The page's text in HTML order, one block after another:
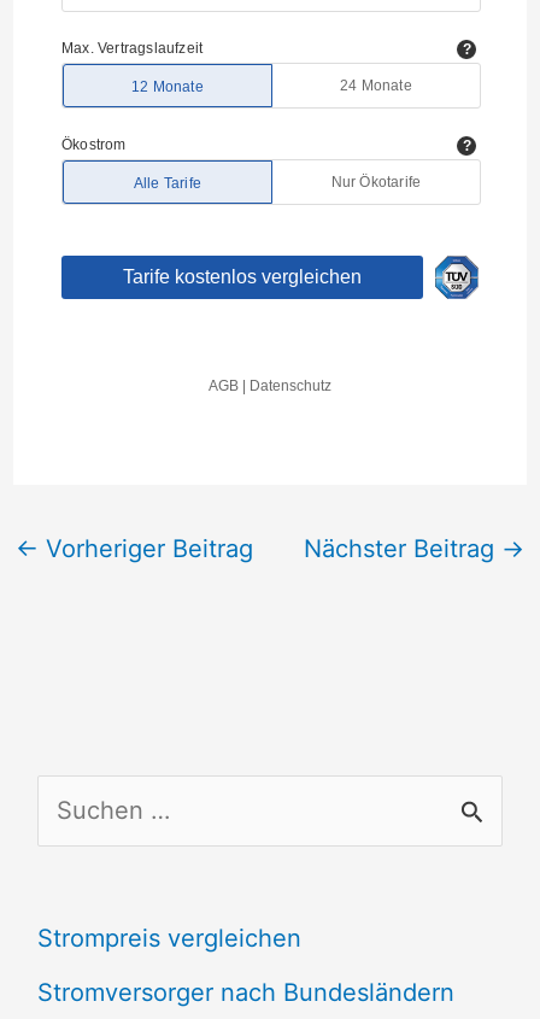
← Vorheriger Beitrag Nächster Beitrag →
u
h
e
Strompreis vergleichen
Stromversorger nach Bundesländern